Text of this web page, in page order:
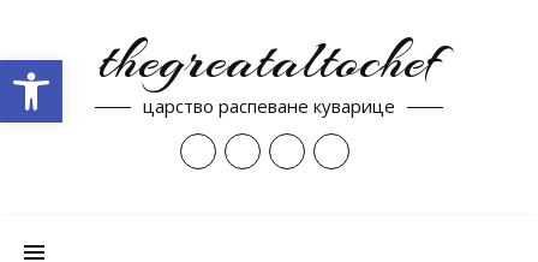
thegreataltochef
царство распеване куварице
Open toolbar